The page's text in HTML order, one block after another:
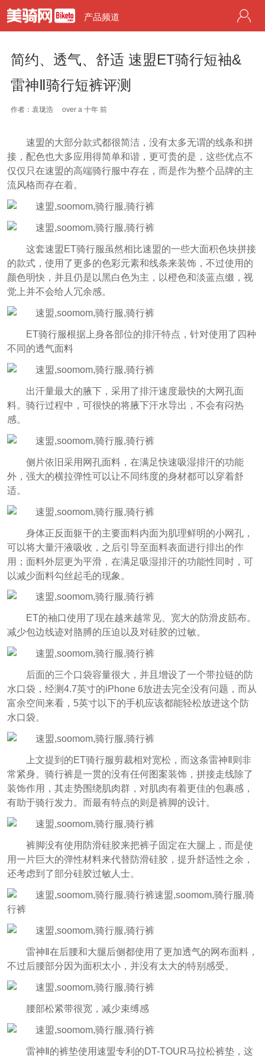
产品频道
简约、透气、舒适 速盟ET骑行短袖&
雷神Ⅱ骑行短裤评测
作者：袁珑浩 over a 十年 前
速盟的大部分款式都很简洁，没有太多无谓的线条和拼
接，配色也大多应用得简单和谐，更可贵的是，这些优点不
仅仅只在速盟的高端骑行服中存在，而是作为整个品牌的主
流风格而存在着。
这套速盟ET骑行服虽然相比速盟的一些大面积色块拼接
的款式，使用了更多的色彩元素和线条来装饰，不过使用的
颜色明快，并且仍是以黑白色为主，以橙色和淡蓝点缀，视
觉上并不会给人冗余感。
ET骑行服根据上身各部位的排汗特点，针对使用了四种
不同的透气面料
出汗量最大的腋下，采用了排汗速度最快的大网孔面
料。骑行过程中，可很快的将腋下汗水导出，不会有闷热
感。
侧片依旧采用网孔面料，在满足快速吸湿排汗的功能
外，强大的横拉弹性可以让不同纬度的身材都可以穿着舒
适。
身体正反面躯干的主要面料内面为肌理鲜明的小网孔，
可以将大量汗液吸收，之后引导至面料表面进行排出的作
用；面料外层更为平滑，在满足吸湿排汗的功能性同时，可
以减少面料勾丝起毛的现象。
ET的袖口使用了现在越来越常见、宽大的防滑皮筋布。
减少包边线迹对胳膊的压迫以及对硅胶的过敏。
后面的三个口袋容量很大，并且增设了一个带拉链的防
水口袋，经测4.7英寸的iPhone 6放进去完全没有问题，而从
富余空间来看，5英寸以下的手机应该都能轻松放进这个防
水口袋。
上文提到的ET骑行服剪裁相对宽松，而这条雷神Ⅱ则非
常紧身。骑行裤是一贯的没有任何图案装饰，拼接走线除了
装饰作用，其走势围绕肌肉群，对肌肉有着更佳的包裹感，
有助于骑行发力。而最有特点的则是裤脚的设计。
裤脚没有使用防滑硅胶来把裤子固定在大腿上，而是使
用一片巨大的弹性材料来代替防滑硅胶，提升舒适性之余，
还考虑到了部分硅胶过敏人士。
雷神Ⅱ在后腰和大腿后侧都使用了更加透气的网布面料，
不过后腰部分因为面积太小，并没有太大的特别感受。
腰部松紧带很宽，减少束缚感
雷神Ⅱ的裤垫使用速盟专利的DT-TOUR马拉松裤垫，这